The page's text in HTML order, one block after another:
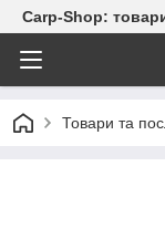
Carp-Shop:
Товари та